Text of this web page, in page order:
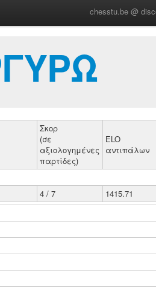
chesstu.be @
Σκορ
(σε
αξιολογημένες
παρτίδες)
ELO
αντιπάλων
4 / 7 1415.71